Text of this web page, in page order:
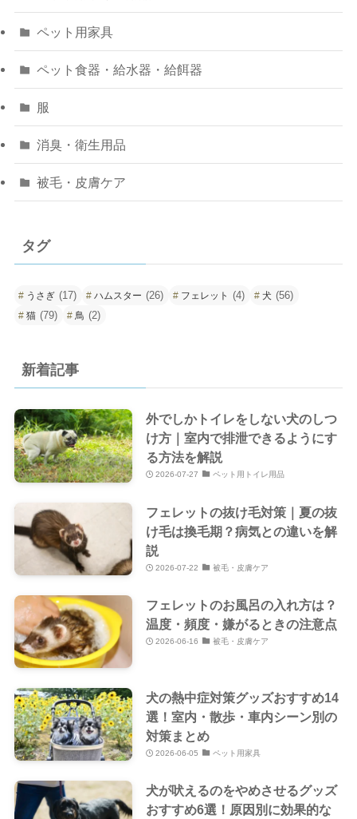
ペット用家具
ペット食器・給水器・給餌器
服
消臭・衛生用品
被毛・皮膚ケア
タグ
うさぎ (17) ハムスター (26) フェレット (4) 犬 (56)
猫 (79) 鳥 (2)
新着記事
外でしかトイレをしない犬のしつ
け方｜室内で排泄できるようにす
る方法を解説
2026-07-27 ペット用トイレ用品
フェレットの抜け毛対策｜夏の抜
け毛は換毛期？病気との違いを解
説
2026-07-22 被毛・皮膚ケア
フェレットのお風呂の入れ方は？
温度・頻度・嫌がるときの注意点
2026-06-16 被毛・皮膚ケア
犬の熱中症対策グッズおすすめ14
選！室内・散歩・車内シーン別の
対策まとめ
2026-06-05 ペット用家具
犬が吠えるのをやめさせるグッズ
おすすめ6選！原因別に効果的な